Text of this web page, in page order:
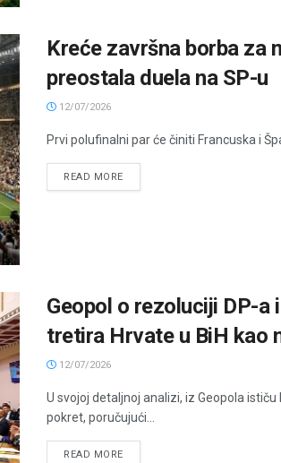
Kreće završna borba za
preostala duela na SP-u
12/07/2026
Prvi polufinalni par će činiti Francuska i
READ MORE
Geopol o rezoluciji DP-a
tretira Hrvate u BiH kao
12/07/2026
U svojoj detaljnoj analizi, iz Geopola
pokret, poručujući...
READ MORE